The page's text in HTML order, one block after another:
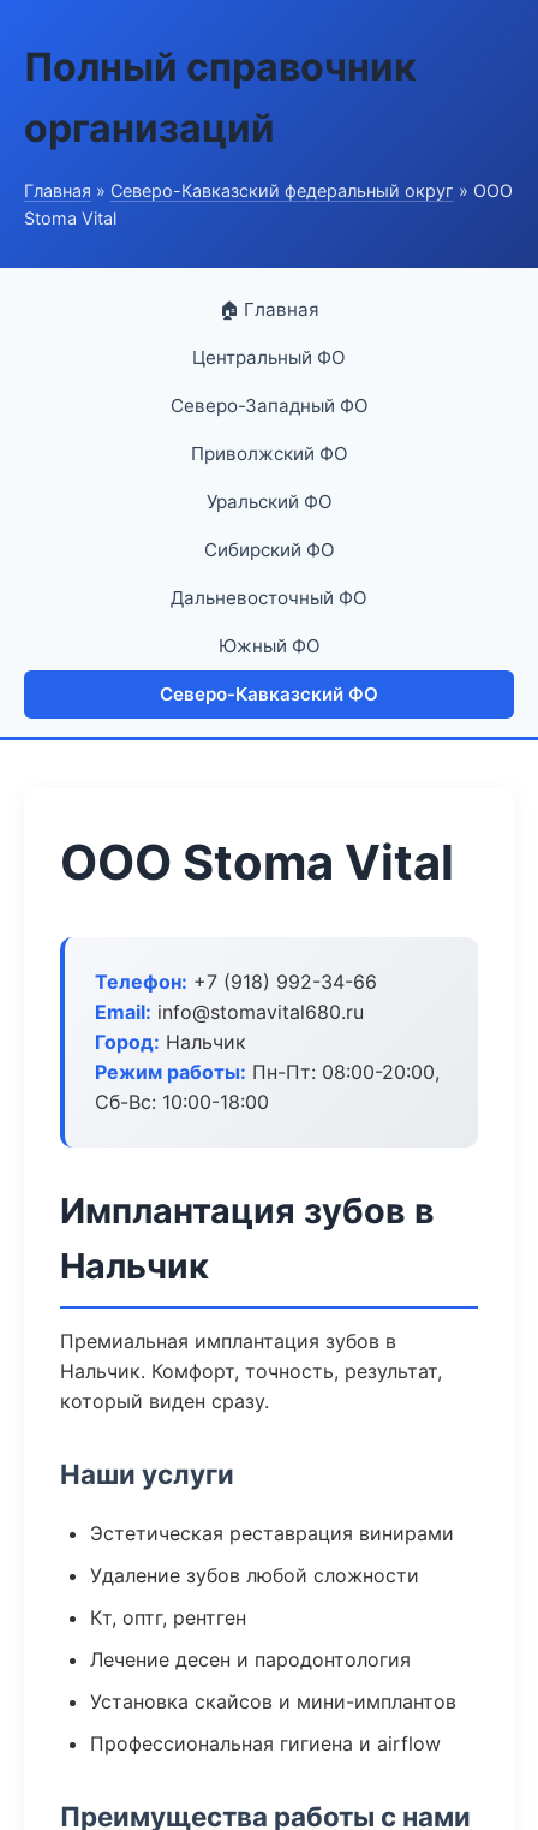
Полный справочник
организаций
Главная » Северо-Кавказский федеральный округ » ООО
Stoma Vital
🏠 Главная
Центральный ФО
Северо-Западный ФО
Приволжский ФО
Уральский ФО
Сибирский ФО
Дальневосточный ФО
Южный ФО
Северо-Кавказский ФО
ООО Stoma Vital
Телефон: +7 (918) 992-34-66
Email: info@stomavital680.ru
Город: Нальчик
Режим работы: Пн-Пт: 08:00-20:00,
Сб-Вс: 10:00-18:00
Имплантация зубов в
Нальчик
Премиальная имплантация зубов в
Нальчик. Комфорт, точность, результат,
который виден сразу.
Наши услуги
Эстетическая реставрация винирами
Удаление зубов любой сложности
Кт, оптг, рентген
Лечение десен и пародонтология
Установка скайсов и мини-имплантов
Профессиональная гигиена и airflow
Преимущества работы с нами